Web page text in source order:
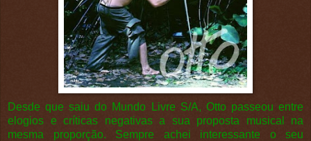
Desde que saiu do Mundo Livre S/A, Otto passeou entre
elogios e críticas negativas a sua proposta musical na
mesma proporção. Sempre achei interessante o seu